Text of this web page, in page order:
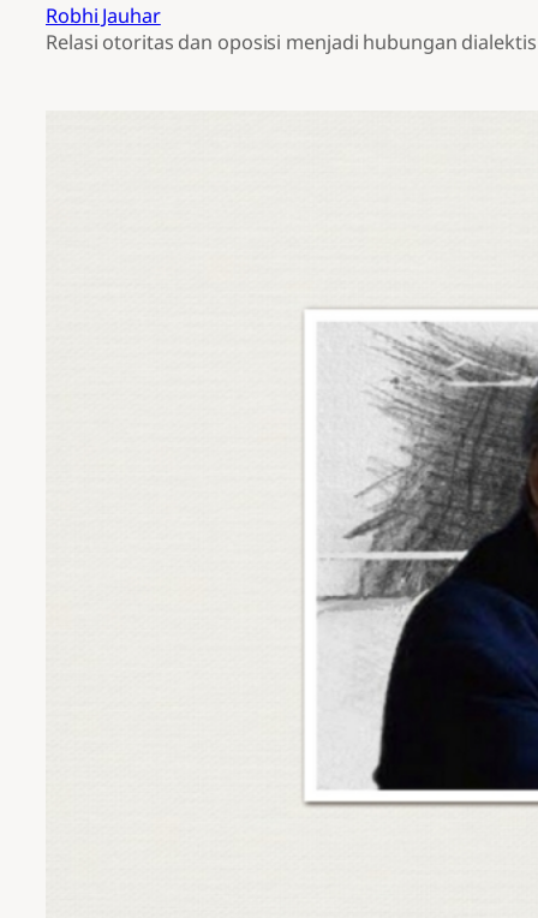
Robhi Jauhar
Relasi otoritas dan oposisi menjadi hubungan